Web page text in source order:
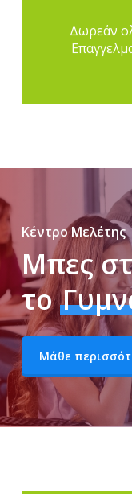
Δωρεάν
Κέντρο Μελέτης
Μπες
το
Μάθε